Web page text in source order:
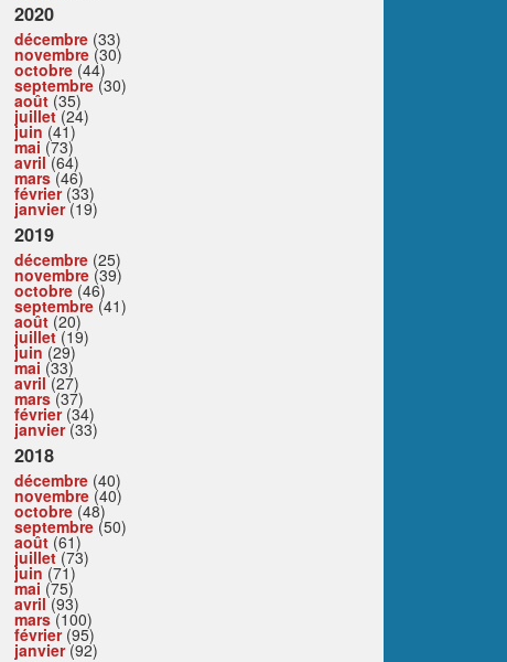
2020
décembre (33)
novembre (30)
octobre (44)
septembre (30)
août (35)
juillet(24)
juin (41)
mai (73)
avril(64)
mars(46)
février(33)
janvier(19)
2019
décembre (25)
novembre (39)
octobre (46)
septembre (41)
août (20)
juillet(19)
juin (29)
mai (33)
avril(27)
mars(37)
février(34)
janvier(33)
2018
décembre (40)
novembre (40)
octobre (48)
septembre (50)
août (61)
juillet(73)
juin (71)
mai (75)
avril(93)
mars(100)
février(95)
janvier(92)